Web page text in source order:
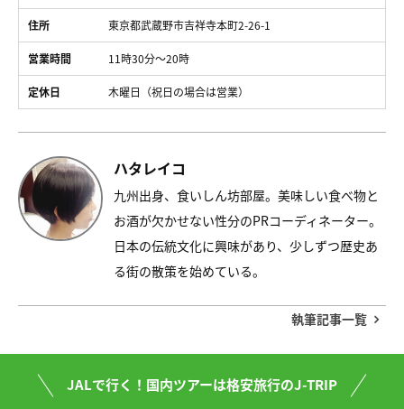
住所 東京都武蔵野市吉祥寺本町2-26-1
営業時間 11時30分～20時
定休日 木曜日（祝日の場合は営業）
ハタレイコ
九州出身、食いしん坊部屋。美味しい食べ物と
お酒が欠かせない性分のPRコーディネーター。
日本の伝統文化に興味があり、少しずつ歴史あ
る街の散策を始めている。
執筆記事一覧
JALで行く！国内ツアーは格安旅行のJ-TRIP